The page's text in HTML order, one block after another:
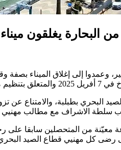
البحارة يغلقون
إلى إغلاق الميناء بصفة
البحري بطبلبة، والامتناع عن
معيّنة من المتحصلين سابقا على